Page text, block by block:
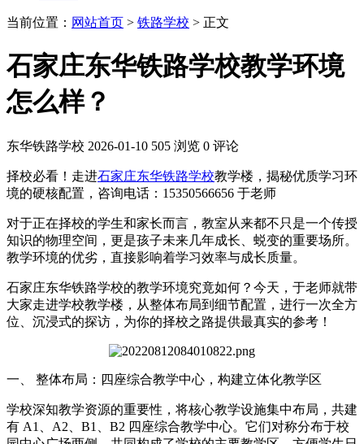
当前位置： 网站首页 > 铁路学校 > 正文
石家庄东华铁路学校教学环境
怎么样？
东华铁路学校 2026-01-10 505 浏览 0 评论
择校必看！走进石家庄东华铁路学校教学楼，揭秘优质学习环
境的硬核配置，咨询电话：15350566656 于老师
对于正在择校的学生和家长而言，教室从来都不只是一个传授
知识的物理空间，更是孩子未来几年成长、蜕变的重要场所。
教学环境的优劣，直接影响着学习效率与成长质量。
石家庄东华铁路学校的教学环境究竟如何？今天，于老师就带
大家走进学校教学楼，从整体布局到细节配置，进行一次全方
位、沉浸式的探访，为你的择校之路提供最真实的参考！
一、 整体布局：四座综合教学中心，构建立体化教学区
学校深知教学资源的重要性，将核心教学设施集中布局，共建
有 A1、A2、B1、B2 四座综合教学中心。它们对称分布于校